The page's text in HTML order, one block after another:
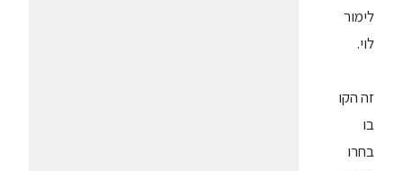
לימור
לוי.
זה הקו
בו
בחרו